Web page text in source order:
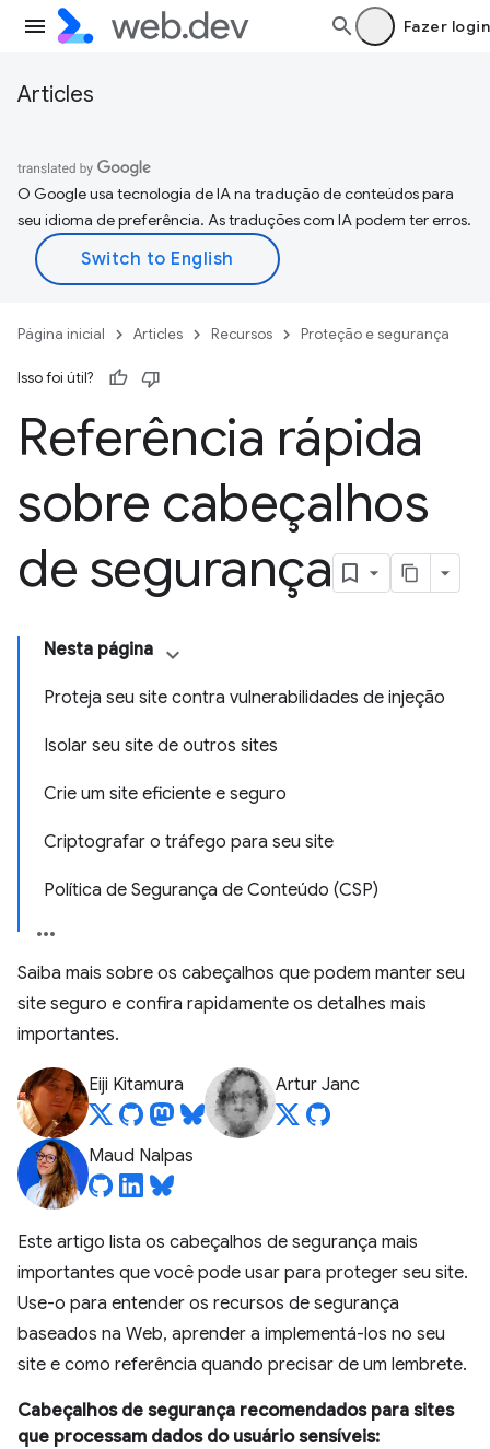
Fazer login
Articles
O Google usa tecnologia de IA na tradução de conteúdos para
seu idioma de preferência. As traduções com IA podem ter erros.
Página inicial Articles Recursos Proteção e segurança
Isso foi útil?
Referência rápida
sobre cabeçalhos
de segurança
Nesta página
Proteja seu site contra vulnerabilidades de injeção
Isolar seu site de outros sites
Crie um site eficiente e seguro
Criptografar o tráfego para seu site
Política de Segurança de Conteúdo (CSP)
Saiba mais sobre os cabeçalhos que podem manter seu
site seguro e confira rapidamente os detalhes mais
importantes.
Eiji Kitamura Artur Janc
Maud Nalpas
Este artigo lista os cabeçalhos de segurança mais
importantes que você pode usar para proteger seu site.
Use-o para entender os recursos de segurança
baseados na Web, aprender a implementá-los no seu
site e como referência quando precisar de um lembrete.
Cabeçalhos de segurança recomendados para sites
que processam dados do usuário sensíveis: